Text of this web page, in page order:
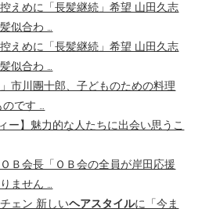
えめに「長髪継続」希望 山田久志
似合わ …
えめに「長髪継続」希望 山田久志
似合わ …
市川團十郎、子どものための料理
です …
ー】魅力的な人たちに出会い思うこ
Ｂ会長「ＯＢ会の全員が岸田応援
ません …
ェン 新しいヘアスタイルに「今ま